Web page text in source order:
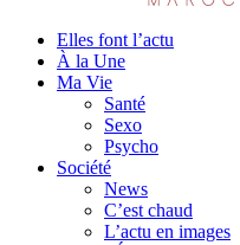
Elles font l’actu
À la Une
Ma Vie
Santé
Sexo
Psycho
Société
News
C’est chaud
L’actu en images